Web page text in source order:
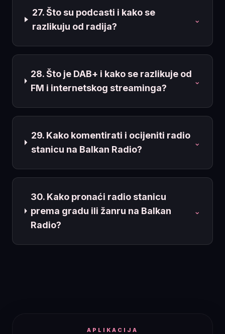
27. Što su podcasti i kako se
razlikuju od radija?
⌄
28. Što je DAB+ i kako se razlikuje od
FM i internetskog streaminga?
⌄
29. Kako komentirati i ocijeniti radio
stanicu na Balkan Radio?
⌄
30. Kako pronaći radio stanicu
prema gradu ili žanru na Balkan
Radio?
⌄
APLIKACIJA